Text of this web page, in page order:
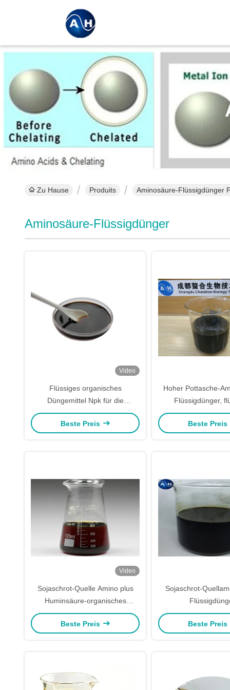
Zu Hause Produits Aminosäure-Flüssigdünger
Aminosäure-Flüssigdünger
Video
Flüssiges organisches
Düngemittel Npk für die
Betriebswurzel-Spurenelemente
eingeschlossen
Beste Preis
Hoher Pottasche-
Flüssigdünger,
Aminosäure-Komplex
5
Beste Preis
Video
Sojaschrot-Quelle Amino plus
Huminsäure-organisches
Düngemittel für
Pflanzenwachstum
Beste Preis
Sojaschrot-
Beste Preis